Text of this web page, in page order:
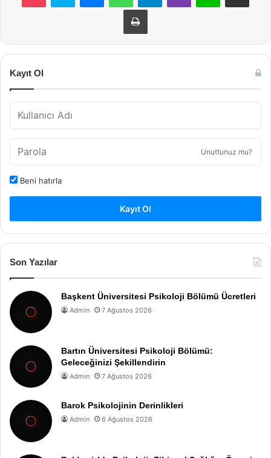
Yazdır
Kayıt Ol
Unuttunuz mu?
Beni hatırla
Kayıt Ol
Son Yazılar
Başkent Üniversitesi Psikoloji Bölümü Ücretleri
Admin 7 Ağustos 2026
Bartın Üniversitesi Psikoloji Bölümü:
Geleceğinizi Şekillendirin
Admin 7 Ağustos 2026
Barok Psikolojinin Derinlikleri
Admin 6 Ağustos 2026